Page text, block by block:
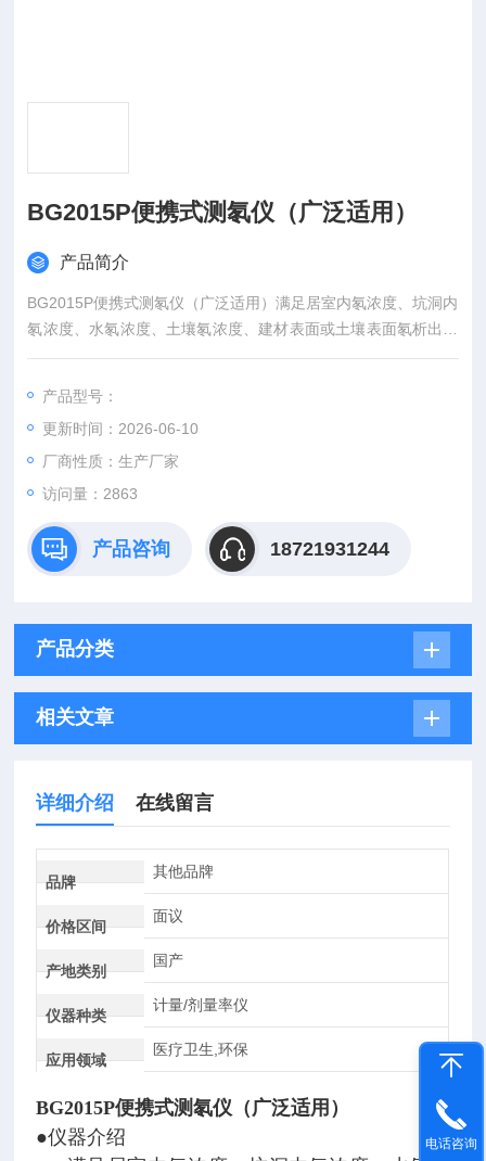
BG2015P便携式测氡仪（广泛适用）
产品简介
BG2015P便携式测氡仪（广泛适用）满足居室内氡浓度、坑洞内
氡浓度、水氡浓度、土壤氡浓度、建材表面或土壤表面氡析出率
等测量要求，用于环评检测、地矿旅游、建筑开发、科研院所等
产品型号：
更新时间：2026-06-10
厂商性质：生产厂家
访问量：2863
产品咨询 18721931244
产品分类
相关文章
详细介绍 在线留言
品牌
其他品牌
价格区间
面议
产地类别
国产
仪器种类
计量/剂量率仪
应用领域
医疗卫生,环保
BG2015P便携式测氡仪（广泛适用）
●仪器介绍
电话咨询